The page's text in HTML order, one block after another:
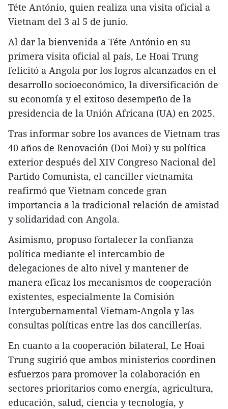
Téte António, quien realiza una visita oficial a
Vietnam del 3 al 5 de junio.
Al dar la bienvenida a Téte António en su
primera visita oficial al país, Le Hoai Trung
felicitó a Angola por los logros alcanzados en el
desarrollo socioeconómico, la diversificación de
su economía y el exitoso desempeño de la
presidencia de la Unión Africana (UA) en 2025.
Tras informar sobre los avances de Vietnam tras
40 años de Renovación (Doi Moi) y su política
exterior después del XIV Congreso Nacional del
Partido Comunista, el canciller vietnamita
reafirmó que Vietnam concede gran
importancia a la tradicional relación de amistad
y solidaridad con Angola.
Asimismo, propuso fortalecer la confianza
política mediante el intercambio de
delegaciones de alto nivel y mantener de
manera eficaz los mecanismos de cooperación
existentes, especialmente la Comisión
Intergubernamental Vietnam-Angola y las
consultas políticas entre las dos cancillerías.
En cuanto a la cooperación bilateral, Le Hoai
Trung sugirió que ambos ministerios coordinen
esfuerzos para promover la colaboración en
sectores prioritarios como energía, agricultura,
educación, salud, ciencia y tecnología, y